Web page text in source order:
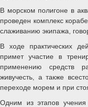
В морском полигоне в
проведен комплекс
слаживанию экипажа,
В ходе практических
примет участие в
применению средств
живучесть, а также
переходе морем и при
Одним из этапов учения